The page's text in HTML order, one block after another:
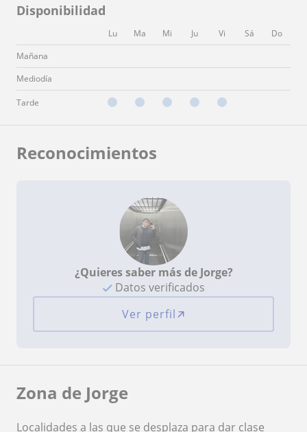
Disponibilidad
Lu Ma Mi Ju Vi Sá
Do
Mañana
Mediodía
Tarde
Reconocimientos
¿Quieres saber más de Jorge?
Datos verificados
Ver perfil
Zona de Jorge
Localidades a las que se desplaza para dar clase